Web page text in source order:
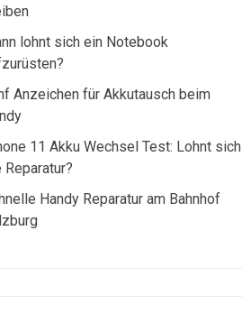
lohnt sich ein Notebook
Anzeichen für Akkutausch beim
11 Akku Wechsel Test: Lohnt sich
Reparatur?
Handy Reparatur am Bahnhof